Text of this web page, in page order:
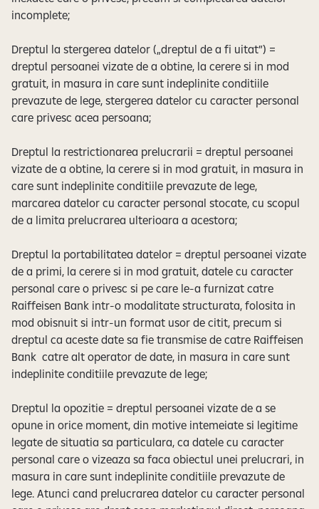
incomplete;
Dreptul la stergerea datelor („dreptul de a fi uitat”) =
dreptul persoanei vizate de a obtine, la cerere si in mod
gratuit, in masura in care sunt indeplinite conditiile
prevazute de lege, stergerea datelor cu caracter personal
care privesc acea persoana;
Dreptul la restrictionarea prelucrarii = dreptul persoanei
vizate de a obtine, la cerere si in mod gratuit, in masura in
care sunt indeplinite conditiile prevazute de lege,
marcarea datelor cu caracter personal stocate, cu scopul
de a limita prelucrarea ulterioara a acestora;
Dreptul la portabilitatea datelor = dreptul persoanei vizate
de a primi, la cerere si in mod gratuit, datele cu caracter
personal care o privesc si pe care le-a furnizat catre
Raiffeisen Bank intr-o modalitate structurata, folosita in
mod obisnuit si intr-un format usor de citit, precum si
dreptul ca aceste date sa fie transmise de catre Raiffeisen
Bank catre alt operator de date, in masura in care sunt
indeplinite conditiile prevazute de lege;
Dreptul la opozitie = dreptul persoanei vizate de a se
opune in orice moment, din motive intemeiate si legitime
legate de situatia sa particulara, ca datele cu caracter
personal care o vizeaza sa faca obiectul unei prelucrari, in
masura in care sunt indeplinite conditiile prevazute de
lege. Atunci cand prelucrarea datelor cu caracter personal